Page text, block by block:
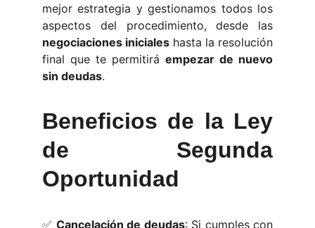
mejor estrategia y gestionamos todos los
aspectos del procedimiento, desde las
negociaciones iniciales hasta la resolución
final que te permitirá empezar de nuevo
sin deudas.
Beneficios de la Ley
de Segunda
Oportunidad
✅ Cancelación de deudas: Si cumples con